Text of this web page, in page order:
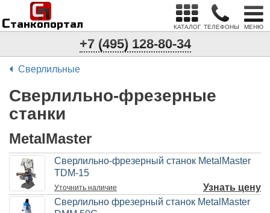
Станкопортал
п
С
КАТАЛОГ ТЕЛЕФОНЫ МЕНЮ
+7 (495) 128-80-34
Сверлильные
Сверлильно-фрезерные
станки
MetalMaster
Сверлильно-фрезерный станок MetalMaster
TDM-15
Уточнить наличие
Узнать цену
Сверлильно фрезерный станок MetalMaster